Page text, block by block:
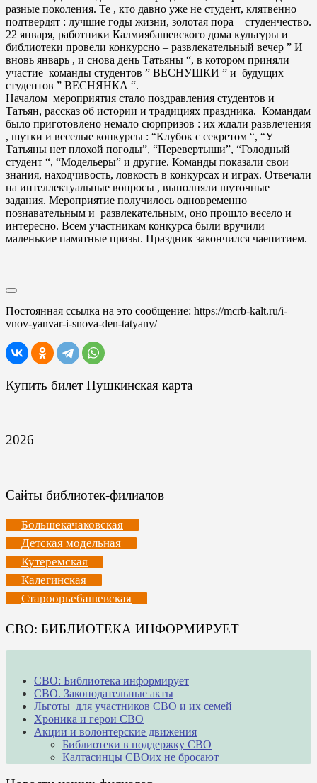
разные поколения. Те , кто давно уже не студент, клятвенно
подтвердят : лучшие годы жизни, золотая пора – студенчество.
22 января, работники Калмиябашевского дома культуры и
библиотеки провели конкурсно – развлекательный вечер ” И
вновь январь , и снова день Татьяны “, в котором приняли
участие команды студентов ” ВЕСНУШКИ ” и будущих
студентов ” ВЕСНЯНКА “.
Началом мероприятия стало поздравления студентов и
Татьян, рассказ об истории и традициях праздника. Командам
было приготовлено немало сюрпризов : их ждали развлечения
, шутки и веселые конкурсы : “Клубок с секретом “, “У
Татьяны нет плохой погоды”, “Перевертыши”, “Голодный
студент “, “Модельеры” и другие. Команды показали свои
знания, находчивость, ловкость в конкурсах и играх. Отвечали
на интеллектуальные вопросы , выполняли шуточные
задания. Мероприятие получилось одновременно
познавательным и развлекательным, оно прошло весело и
интересно. Всем участникам конкурса были вручили
маленькие памятные призы. Праздник закончился чаепитием.
Постоянная ссылка на это сообщение: https://mcrb-kalt.ru/i-
vnov-yanvar-i-snova-den-tatyany/
Купить билет Пушкинская карта
2026
Сайты библиотек-филиалов
Большекачаковская
Детская модельная
Кутеремская
Калегинская
Староорьебашевская
СВО: БИБЛИОТЕКА ИНФОРМИРУЕТ
СВО: Библиотека информирует
СВО. Законодательные акты
Льготы для участников СВО и их семей
Хроника и герои СВО
Акции и волонтерские движения
Библиотеки в поддержку СВО
Калтасинцы СВОих не бросают